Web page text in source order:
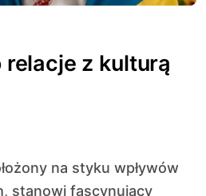
relacje z kulturą
stanowi fascynujący